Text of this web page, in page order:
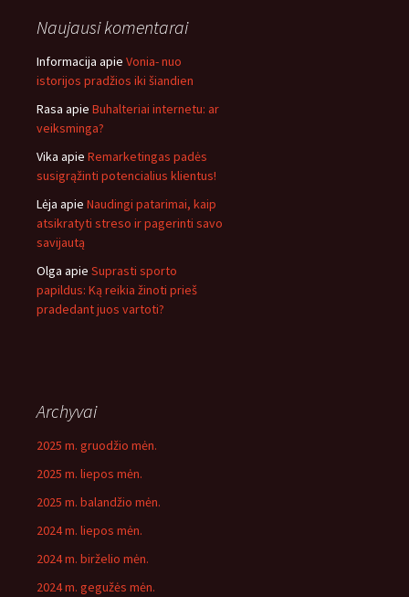
Naujausi komentarai
Informacija apie Vonia- nuo
istorijos pradžios iki šiandien
Rasa apie Buhalteriai internetu: ar
veiksminga?
Vika apie Remarketingas padės
susigrąžinti potencialius klientus!
Lėja apie Naudingi patarimai, kaip
atsikratyti streso ir pagerinti savo
savijautą
Olga apie Suprasti sporto
papildus: Ką reikia žinoti prieš
pradedant juos vartoti?
Archyvai
2025 m. gruodžio mėn.
2025 m. liepos mėn.
2025 m. balandžio mėn.
2024 m. liepos mėn.
2024 m. birželio mėn.
2024 m. gegužės mėn.